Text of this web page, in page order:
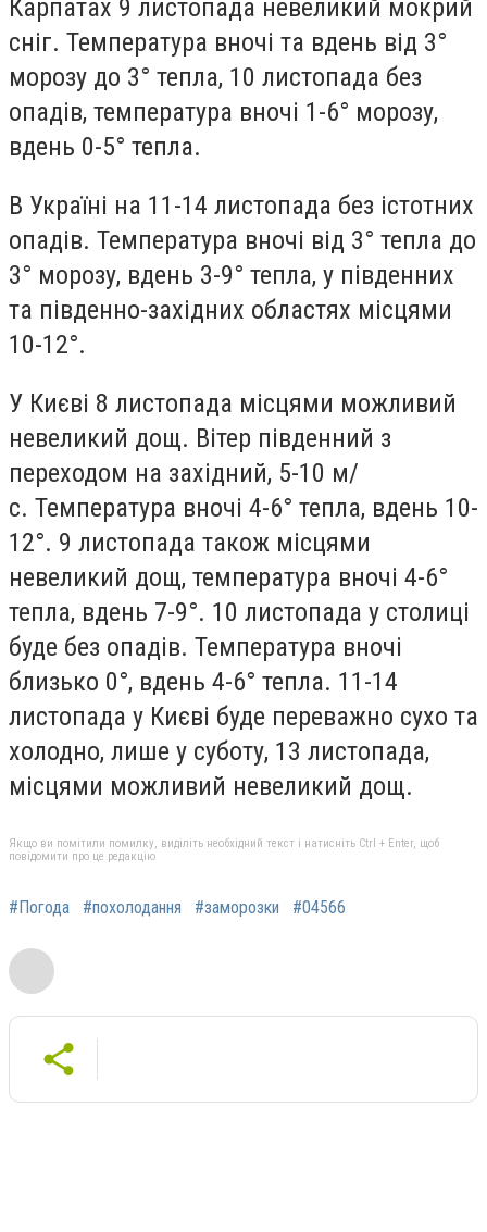
Карпатах 9 листопада невеликий мокрий
сніг. Температура вночі та вдень від 3°
морозу до 3° тепла, 10 листопада без
опадів, температура вночі 1-6° морозу,
вдень 0-5° тепла.
В Україні на 11-14 листопада без істотних
опадів. Температура вночі від 3° тепла до
3° морозу, вдень 3-9° тепла, у південних
та південно-західних областях місцями
10-12°.
У Києві 8 листопада місцями можливий
невеликий дощ. Вітер південний з
переходом на західний, 5-10 м/
с. Температура вночі 4-6° тепла, вдень 10-
12°. 9 листопада також місцями
невеликий дощ, температура вночі 4-6°
тепла, вдень 7-9°. 10 листопада у столиці
буде без опадів. Температура вночі
близько 0°, вдень 4-6° тепла. 11-14
листопада у Києві буде переважно сухо та
холодно, лише у суботу, 13 листопада,
місцями можливий невеликий дощ.
Якщо ви помітили помилку, виділіть необхідний текст і натисніть Ctrl + Enter, щоб
повідомити про це редакцію
#Погода #похолодання #заморозки #04566